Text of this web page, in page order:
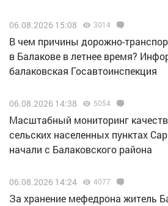
06.08.2026 15:08 3014
В чем причины дорожно-
в Балакове в летнее время?
балаковская Госавтоинспекция
06.08.2026 14:38 5054
Масштабный мониторинг
сельских населенных пунктах
начали с Балаковского района
06.08.2026 14:24 4077
За хранение мефедрона житель